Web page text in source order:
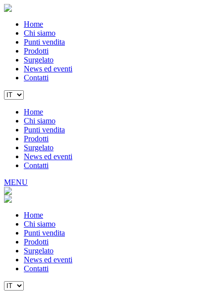
Home
Chi siamo
Punti vendita
Prodotti
Surgelato
News ed eventi
Contatti
Home
Chi siamo
Punti vendita
Prodotti
Surgelato
News ed eventi
Contatti
MENU
Home
Chi siamo
Punti vendita
Prodotti
Surgelato
News ed eventi
Contatti